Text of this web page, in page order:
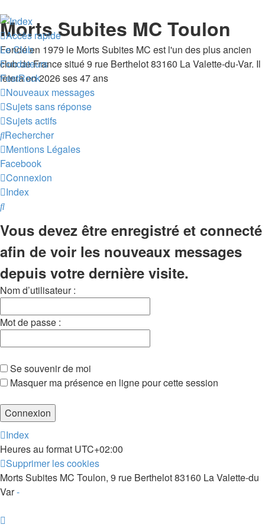
Morts Subites MC Toulon
Fondé en 1979 le Morts Subites MC est l'un des plus ancien
club de France situé 9 rue Berthelot 83160 La Valette-du-Var. Il
fêtera en 2026 ses 47 ans
Accès rapide
Le Club
Fondateurs
FestRock
Nouveaux messages
Sujets sans réponse
Sujets actifs
Rechercher
Mentions Légales
Facebook
Connexion
Index
Rechercher
Vous devez être enregistré et connecté
afin de voir les nouveaux messages
depuis votre dernière visite.
Nom d’utilisateur :
Mot de passe :
Se souvenir de moi
Masquer ma présence en ligne pour cette session
Index
Heures au format UTC+02:00
Supprimer les cookies
Morts Subites MC Toulon, 9 rue Berthelot 83160 La Valette-du
Var-